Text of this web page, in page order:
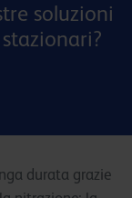
soluzioni
durata grazie